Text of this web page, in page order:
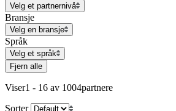
Velg et partnernivå
Bransje
Velg en bransje
Språk
Velg et språk
Fjern alle
Viser1 - 16 av 1004partnere
Sorter